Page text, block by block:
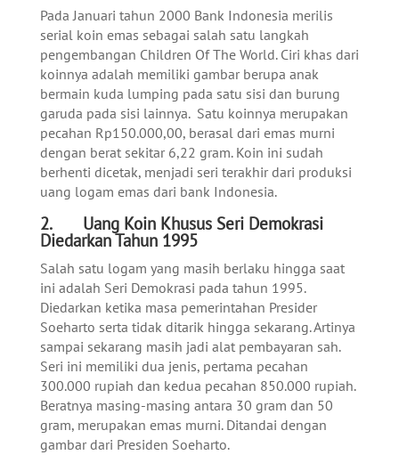
Pada Januari tahun 2000 Bank Indonesia merilis
serial koin emas sebagai salah satu langkah
pengembangan Children Of The World. Ciri khas dari
koinnya adalah memiliki gambar berupa anak
bermain kuda lumping pada satu sisi dan burung
garuda pada sisi lainnya. Satu koinnya merupakan
pecahan Rp150.000,00, berasal dari emas murni
dengan berat sekitar 6,22 gram. Koin ini sudah
berhenti dicetak, menjadi seri terakhir dari produksi
uang logam emas dari bank Indonesia.
2. Uang Koin Khusus Seri Demokrasi
Diedarkan Tahun 1995
Salah satu logam yang masih berlaku hingga saat
ini adalah Seri Demokrasi pada tahun 1995.
Diedarkan ketika masa pemerintahan Presider
Soeharto serta tidak ditarik hingga sekarang. Artinya
sampai sekarang masih jadi alat pembayaran sah.
Seri ini memiliki dua jenis, pertama pecahan
300.000 rupiah dan kedua pecahan 850.000 rupiah.
Beratnya masing-masing antara 30 gram dan 50
gram, merupakan emas murni. Ditandai dengan
gambar dari Presiden Soeharto.